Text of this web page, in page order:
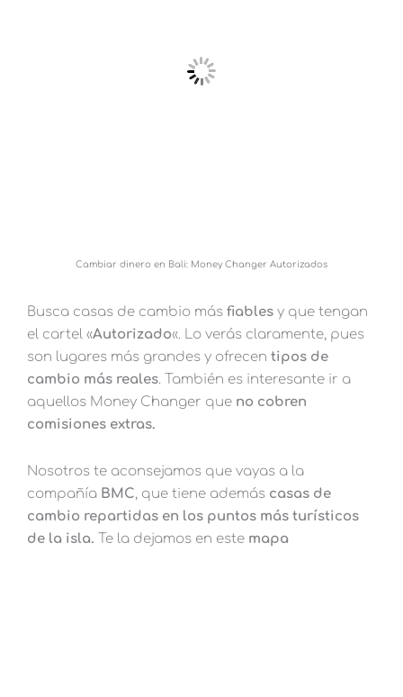
Cambiar dinero en Bali: Money Changer Autorizados
Busca casas de cambio más fiables y que tengan
el cartel «Autorizado«. Lo verás claramente, pues
son lugares más grandes y ofrecen tipos de
cambio más reales. También es interesante ir a
aquellos Money Changer que no cobren
comisiones extras.
Nosotros te aconsejamos que vayas a la
compañía BMC, que tiene además casas de
cambio repartidas en los puntos más turísticos
de la isla.
Te la dejamos en este mapa